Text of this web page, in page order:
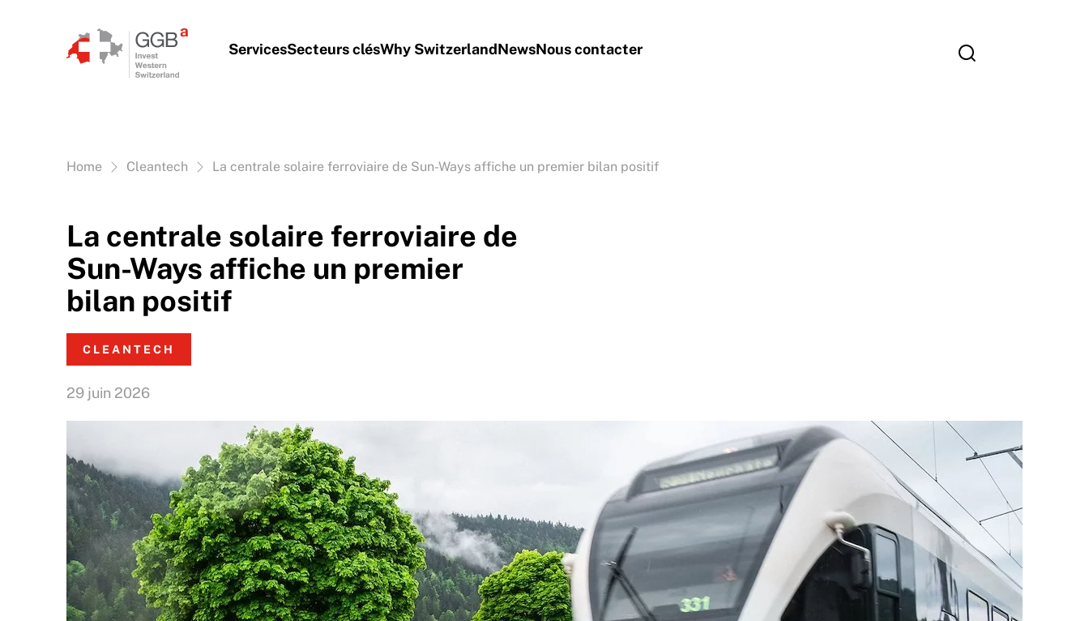
ServicesSecteurs clésWhy SwitzerlandNewsNous contacter
Vous êtes ici:
Home Cleantech La centrale solaire ferroviaire de Sun-Ways affiche un premier bilan positif
La centrale solaire ferroviaire de
Sun-Ways affiche un premier
bilan positif
CLEANTECH
29 juin 2026